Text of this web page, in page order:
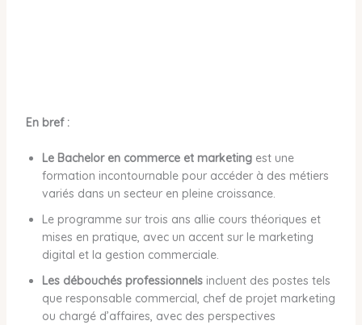
En bref :
Le Bachelor en commerce et marketingest une
formation incontournable pour accéder à des métiers
variés dans un secteur en pleine croissance.
Le programme sur trois ans allie cours théoriques et
mises en pratique, avec un accent sur le marketing
digital et la gestion commerciale.
Les débouchés professionnelsincluent des postes tels
que responsable commercial, chef de projet marketing
ou chargé d’affaires, avec des perspectives